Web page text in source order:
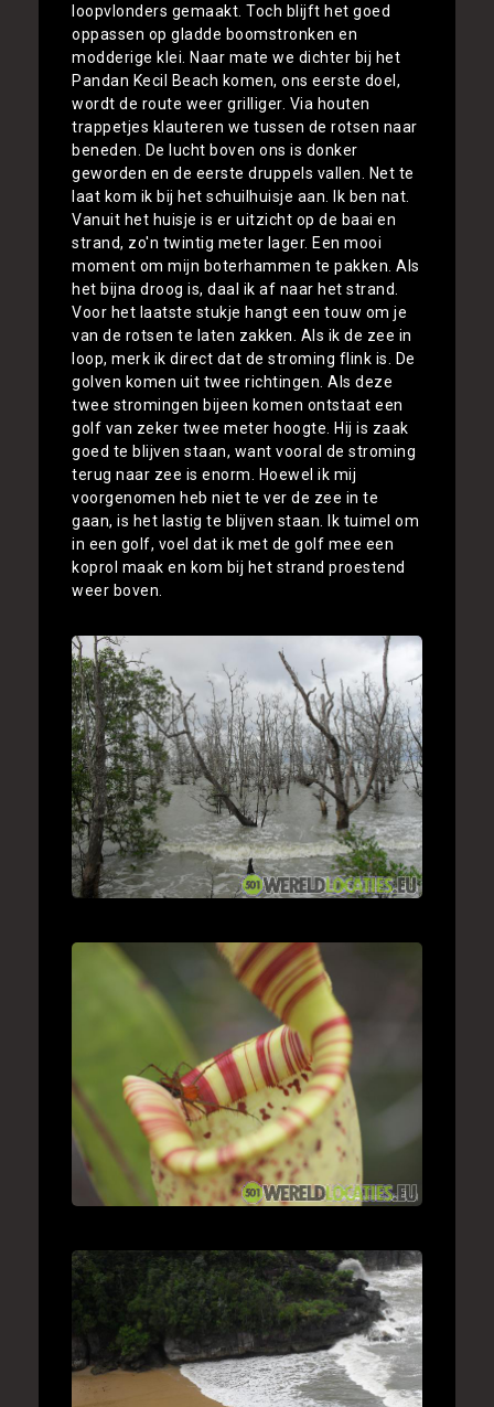
loopvlonders gemaakt. Toch blijft het goed
oppassen op gladde boomstronken en
modderige klei. Naar mate we dichter bij het
Pandan Kecil Beach komen, ons eerste doel,
wordt de route weer grilliger. Via houten
trappetjes klauteren we tussen de rotsen naar
beneden. De lucht boven ons is donker
geworden en de eerste druppels vallen. Net te
laat kom ik bij het schuilhuisje aan. Ik ben nat.
Vanuit het huisje is er uitzicht op de baai en
strand, zo'n twintig meter lager. Een mooi
moment om mijn boterhammen te pakken. Als
het bijna droog is, daal ik af naar het strand.
Voor het laatste stukje hangt een touw om je
van de rotsen te laten zakken. Als ik de zee in
loop, merk ik direct dat de stroming flink is. De
golven komen uit twee richtingen. Als deze
twee stromingen bijeen komen ontstaat een
golf van zeker twee meter hoogte. Hij is zaak
goed te blijven staan, want vooral de stroming
terug naar zee is enorm. Hoewel ik mij
voorgenomen heb niet te ver de zee in te
gaan, is het lastig te blijven staan. Ik tuimel om
in een golf, voel dat ik met de golf mee een
koprol maak en kom bij het strand proestend
weer boven.